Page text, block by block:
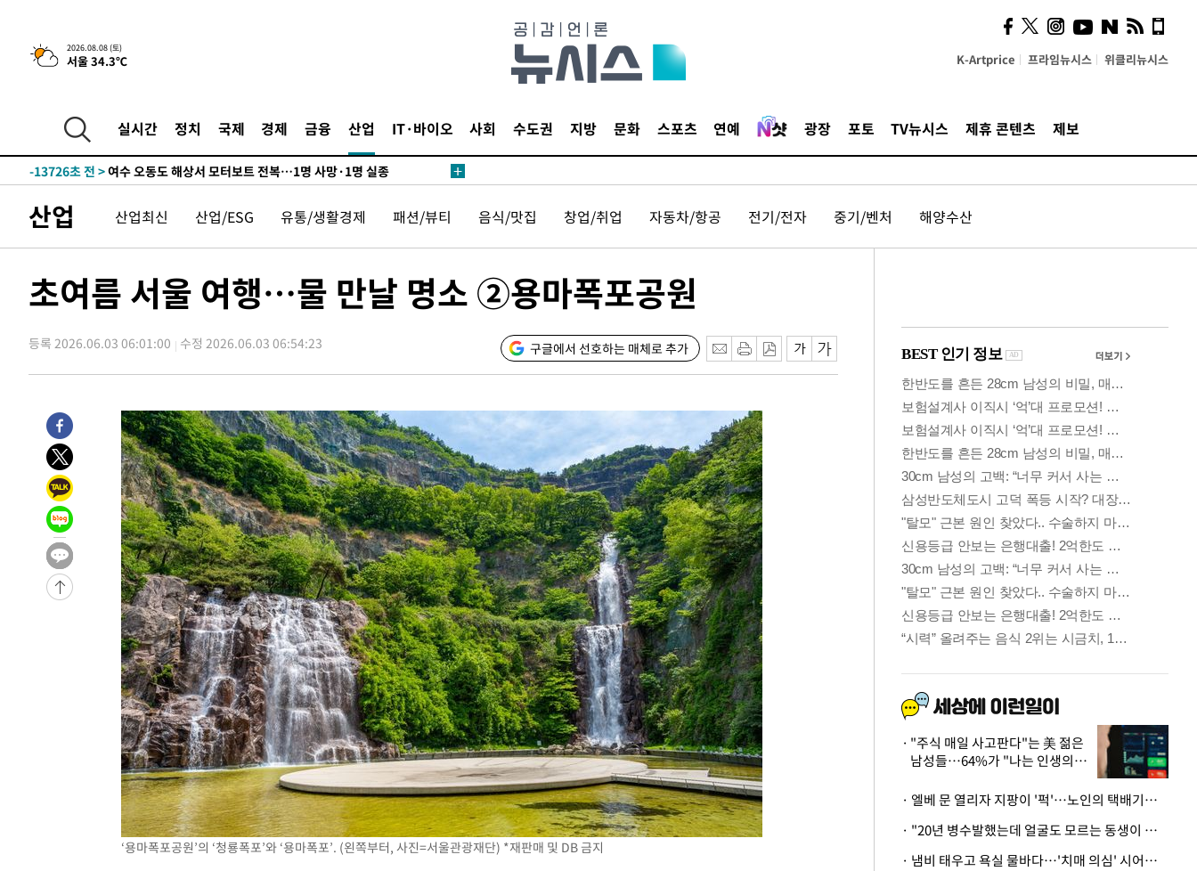
2026.08.08 (토)
서울 34.3℃ K-Artprice 프라임뉴시스 위클리뉴시스
실시간 정치 국제 경제 금융 산업 IT·바이오 사회 수도권 지방 문화 스포츠 연예 광장 포토 TV뉴시스 제휴 콘텐츠 제보
-29054초 전 >온열질환 사망자 3명 늘어…누적 환자 3000명 돌파
-22999초 전 >강릉에 시간당 81.4㎜ 물폭탄…도로 잠기고 담벼락 붕괴
-16816초 전 >
선재도서 해루질 나섰다 실종 60대, 닷새 만에 숨진 채 발견
-14350초 전 >
-13726초 전 >여수 오동도 해상서 모터보트 전복…1명 사망·1명 실종
주 날씨]
-6971초 전 >
축구협회 "압수수색·성접대 논란 사과…쇄신의 기회로 삼겠다"
-5488초 전 >[속보]'압수수색·성접대 논란' 축구협회 "실망과 걱정 안겨드려 죄
3시간 전 > [속보]뉴욕증시 상승 마감…S&P 0.6% 나스닥 1.3%↑
-30323초 전 >[속보]이강인 "감독님이 원하는 마음 느꼈고, 많은 트로피 원해 아
-30105초 전 >수도권 40도 육박 '펄펄'…동해안 일부 지역엔 호의주의보
-23019초 전 >
강릉에 시간당 81.4㎜ 물폭탄…도로 잠기고 담벼락 붕괴
-19126초 전 >
백운산서 80년근 천종산삼 9뿌리 발견…감정가 1.3억원
-16836초 전 >
선재도서 해루질 나섰다 실종 60대, 닷새 만에 숨진 채 발견
-14370초 전 >
남자 농구, 나고야 아시안게임서 '홈팀' 일본과 한일전
-13746초 전 >
여수 오동도 해상서 모터보트 전복…1명 사망·1명 실종
-9973초 전 >
극한폭염 한풀 꺾이지만…'낮 최고 35도' 무더위, 열대야 계속[다음
주 날씨]
-6991초 전 >
축구협회 "압수수색·성접대 논란 사과…쇄신의 기회로 삼겠다"
-5508초 전 >
[속보]'압수수색·성접대 논란' 축구협회 "실망과 걱정 안겨드려 죄
'최고 37도' 폭염 지속…강원동해안 최대 150㎜ 비
[속보]뉴욕증시 상승 마감…S&P 0.6% 나스닥 1.3%↑
산업 산업최신 산업/ESG 유통/생활경제 패션/뷰티 음식/맛집 창업/취업 자동차/항공 전기/전자 중기/벤처 해양수산
초여름 서울 여행…물 만날 명소 ②용마폭포공원
등록 2026.06.03 06:01:00 수정 2026.06.03 06:54:23 구글에서 선호하는 매체로 추가
‘용마폭포공원’의 ‘청룡폭포’와 ‘용마폭포’. (왼쪽부터, 사진=서울관광재단) *재판매 및 DB 금지
사이 해답 찾았죠"…알을
깨고 나온 '초자아'
"주식 매일 사고판다"는 美 젊은
남성들…64%가 "나는 인생의
· 엘베 문 열리자 지팡이 '퍽'…노인의 택배기사 폭행 이유
· "20년 병수발했는데 얼굴도 모르는 동생이 유산 절반을"…배다른 형제 상속권 있을까
· 냄비 태우고 욕실 물바다…'치매 의심' 시어머니 검사 권유했다가 '날벼락'